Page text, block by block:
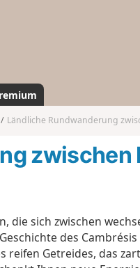
Ländliche Rundwanderung
zwischen
die sich zwischen
des
reifen Getreides, das